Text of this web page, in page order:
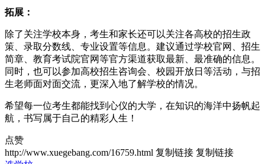
拓展：
除了关注学校本身，考生和家长还可以关注各高校的招生政
策、录取分数线、专业设置等信息。建议通过学校官网、招生
简章、教育考试院官网等官方渠道获取最新、最准确的信息。
同时，也可以参加高校招生咨询会、校园开放日等活动，与招
生老师面对面交流，更深入地了解学校的情况。
希望每一位考生都能找到心仪的大学，在知识的海洋中扬帆起
航，书写属于自己的精彩人生！
点赞
http://www.xuegebang.com/16759.html 复制链接 复制链接